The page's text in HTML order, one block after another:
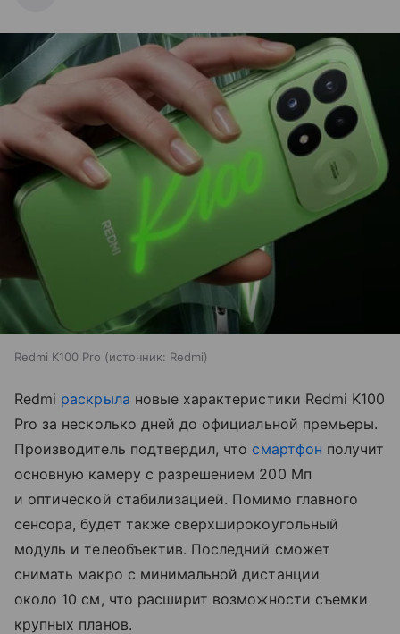
Redmi K100 Pro источник: Redmi
Redmi раскрыла новые характеристики Redmi K100
Pro за несколько дней до официальной премьеры.
Производитель подтвердил, что смартфон получит
основную камеру с разрешением 200 Мп
и оптической стабилизацией. Помимо главного
сенсора, будет также сверхширокоугольный
модуль и телеобъектив. Последний сможет
снимать макро с минимальной дистанции
около 10 см, что расширит возможности съемки
крупных планов.